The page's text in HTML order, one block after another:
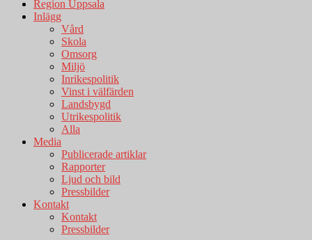
Region Uppsala
Inlägg
Vård
Skola
Omsorg
Miljö
Inrikespolitik
Vinst i välfärden
Landsbygd
Utrikespolitik
Alla
Media
Publicerade artiklar
Rapporter
Ljud och bild
Pressbilder
Kontakt
Kontakt
Pressbilder